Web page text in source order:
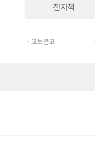
전자책
· 교보문고